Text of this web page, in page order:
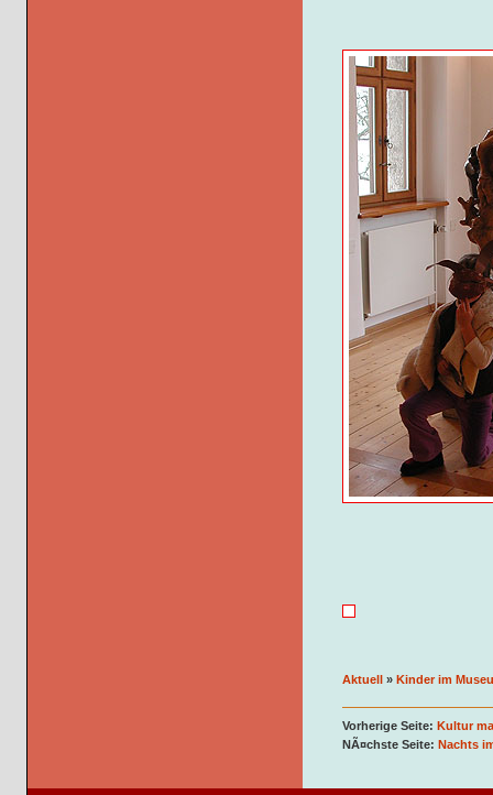
Aktuell » Kinder im
Vorherige Seite: Kultur
NÃ¤chste Seite: Nachts